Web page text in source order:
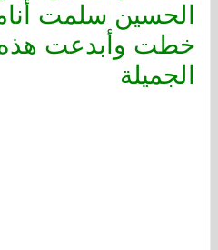
الحسين سلمت
خطت وأبدعت هذه
الجميلة